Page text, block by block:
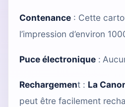
Contenance : Cette
l’impression d’environ
Puce électronique :
Rechargement : La
peut être facilement